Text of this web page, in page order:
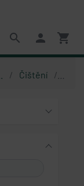
search person shopping_cart
Čištění